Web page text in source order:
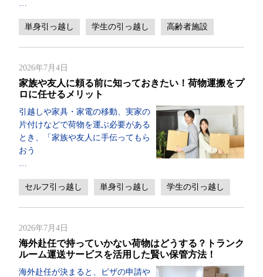
単身引っ越し 学生の引っ越し 高齢者施設
2026年7月4日
家族や友人に頼る前に知っておきたい！荷物運搬をプ
ロに任せるメリット
引越しや家具・家電の移動、実家の
片付けなどで荷物を運ぶ必要がある
とき、「家族や友人に手伝ってもら
おう
セルフ引っ越し 単身引っ越し 学生の引っ越し
2026年7月4日
海外赴任で持っていかない荷物はどうする？トランク
ルーム運送サービスを活用した賢い保管方法！
海外赴任が決まると、ビザの申請や